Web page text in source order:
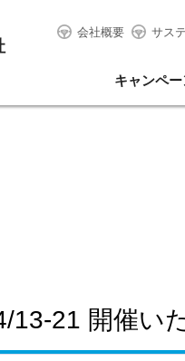
会社概要 サス
キャンペー
21 開催い